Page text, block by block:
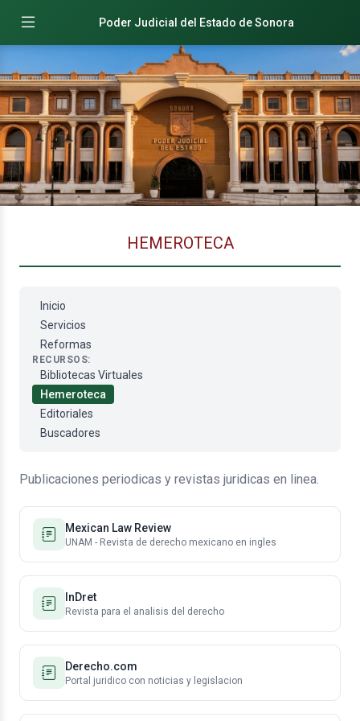
Poder Judicial del Estado de Sonora
HEMEROTECA
Inicio
Servicios
Reformas
RECURSOS:
Bibliotecas Virtuales
Hemeroteca
Editoriales
Buscadores
Publicaciones periodicas y revistas juridicas en linea.
Mexican Law Review
UNAM - Revista de derecho mexicano en ingles
InDret
Revista para el analisis del derecho
Derecho.com
Portal juridico con noticias y legislacion